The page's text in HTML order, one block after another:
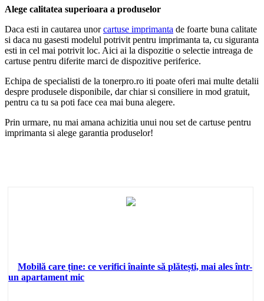
Alege calitatea superioara a produselor
Daca esti in cautarea unorcartuse imprimanta de foarte buna calitate
si daca nu gasesti modelul potrivit pentru imprimanta ta, cu siguranta
esti in cel mai potrivit loc. Aici ai la dispozitie o selectie intreaga de
cartuse pentru diferite marci de dispozitive periferice.
Echipa de specialisti de la tonerpro.ro iti poate oferi mai multe detalii
despre produsele disponibile, dar chiar si consiliere in mod gratuit,
pentru ca tu sa poti face cea mai buna alegere.
Prin urmare, nu mai amana achizitia unui nou set de cartuse pentru
imprimanta si alege garantia produselor!
Mobilă care ține: ce verifici înainte să plătești, mai ales într-
un apartament mic